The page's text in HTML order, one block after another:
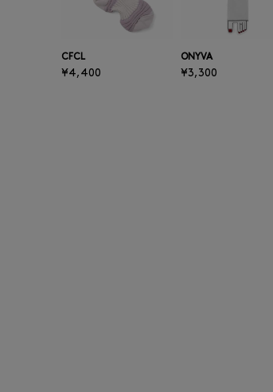
CFCL
¥4,400
ONYVA
¥3,300